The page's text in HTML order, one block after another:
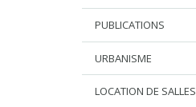
PUBLICATIONS
URBANISME
LOCATION DE SALLES